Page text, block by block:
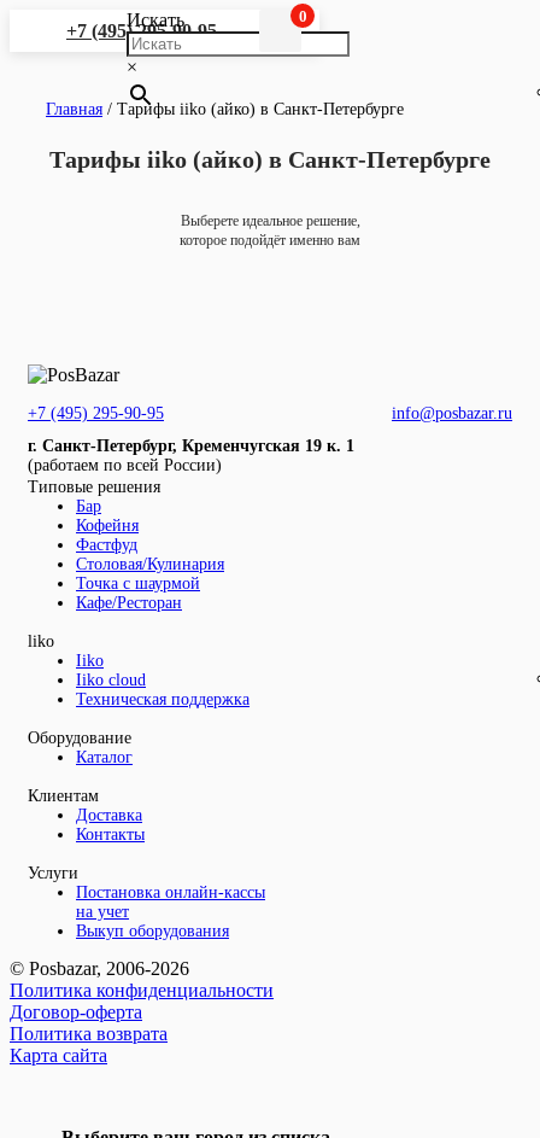
+7 (495) 295-90-95
Искать
×
0
Главная / Тарифы iiko (айко) в Санкт-Петербурге
Тарифы iiko (айко) в Санкт-Петербурге
Выберете идеальное решение,
которое подойдёт именно вам
+7 (495) 295-90-95
info@posbazar.ru
г. Санкт-Петербург, Кременчугская 19 к. 1
(работаем по всей России)
Типовые решения
Бар
Кофейня
Фастфуд
Столовая/Кулинария
Точка с шаурмой
Кафе/Ресторан
liko
Iiko
Iiko cloud
Техническая поддержка
Оборудование
Каталог
Клиентам
Доставка
Контакты
Услуги
Постановка онлайн-кассы
на учет
Выкуп оборудования
© Posbazar, 2006-2026
Политика конфиденциальности
Договор-оферта
Политика возврата
Карта сайта